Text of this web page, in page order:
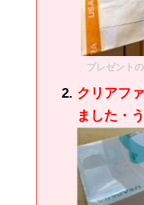
プレゼント
クリアフ
ました・